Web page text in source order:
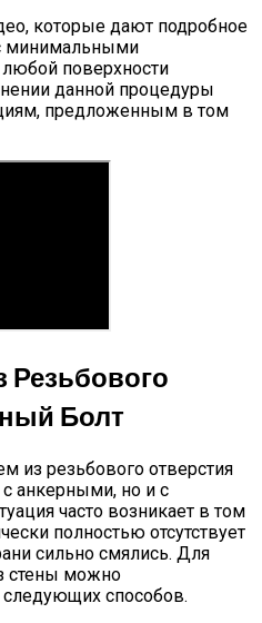
которые дают подробное
минимальными
поверхности
данной процедуры
предложенным в том
Резьбового
Болт
из резьбового отверстия
с анкерными, но и с
часто возникает в том
полностью отсутствует
сильно смялись. Для
стены можно
следующих способов.